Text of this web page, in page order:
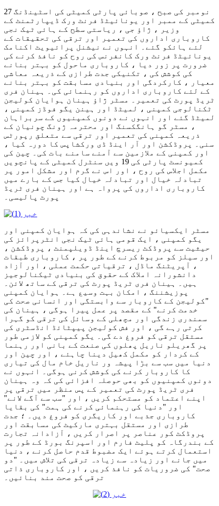
27 نومبر کی صبح ، صوبائی پارٹی کمیٹی کی اسٹینڈنگ
کمیٹی کے ممبر اور یونائیٹڈ فرنٹ ورک ڈیپارٹمنٹ کے
وزیر ، ژاؤ جی ، ریاستی سطح کے ہائی ٹیک نجی
کاروباری اداروں کی تعمیر اور ترقی کی تحقیقات کے
لئے ہائکو گئے۔ انہوں نے نیشنل پرائیویٹ اکنامک
یونائیٹڈ فرنٹ ورک کانفرنس کی روح کو نافذ کرنے کی
ضرورت پر زور دیا ، کاروباری ماحول کو بہتر بنانے
کی کوشش کی ، تکنیکی جدت طرازی کے ذریعہ معاشی
معیار ، کارکردگی اور بنیادی مسابقت کو بہتر بنانے
کے لئے کاروباری اداروں کو رہنمائی کی۔ ہینان فری
ٹریڈ پورٹ کی تعمیر۔ مسٹر ژاؤ ہینان ہوایان کولیجن
ٹکنالوجی کمپنی ، لمیٹڈ اور ہینن یگو فوڈز کمپنی ،
لمیٹڈ گئے اور انہوں نے دونوں کمپنیوں کے سربراہان
، مسٹر گو ہانگکسنگ اور محترمہ ژونگ چونیان کے
ذریعہ کمپنی کی تعمیر اور ترقی سے متعلق رپورٹس
سنی۔ پروڈکشن اور آر اینڈ ڈی ورکشاپس کا دورہ کیا ،
اور کمپنی کے ملازمین سے آمنے سامنے بات کی۔ چین کی
کمیونسٹ پارٹی کی 19 ویں سنٹرل کمیٹی کے پانچویں
مکمل اجلاس کی روح ، اور اس نے گرم اور مشکل امور پر
تبادلہ خیال اور تبادلہ خیال کیا جس کے بارے میں
کاروباری اداروں کی پرواہ ہے اور ہینان فری ٹریڈ
پورٹ پالیسی۔
مسٹر ایکسیائو نے نشاندہی کی کہ ہوایان کمپنی اور
یگو کمپنی ، ایک قومی ہائی ٹیک نجی انٹرپرائز کی
حیثیت سے پروڈکٹ ریسرچ اینڈ ڈویلپمنٹ ، پروڈکشن ،
اور سیلز کو مربوط کرنے کے طور پر ، کاروباری طبقات
، آپریٹنگ ماڈل ، ترقیاتی حکمت عملی ، اور آزاد
دانشورانہ املاک کے حقوق کی بنیادی ٹیکنالوجیز
ہیں۔ ہینان فری ٹریڈ پورٹ کی ترقی کے ساتھ لائن۔
پوزیشننگ ، امکان بہت وسیع ہے۔ ہوایان کمپنی
"کولیجن کے کاروبار سے وابستگی اور انسانی صحت کی
خدمت کرنے" کے مقصد پر عمل پیرا ہوگی ، ہینان کی
سمندری زندگی اور مچھلی کے وسائل کی ترقی کو گہرا
کرتی رہے گی ، اور فش کولیجن پیپٹائڈ انڈسٹری کی
مستقل ترقی کو فروغ دے گی۔ یگو کمپنی کو لازمی طور
پر گھریلو ناریل پھلوں کی صنعت کے بانی اور رہنما
کے کردار کو مکمل کھیل دینا چاہئے ، اور چین اور
دنیا میں سب سے بڑا پیشہ ور ناریل خام مال کی تیاری
کا کاروبار کرنے کی کوشش کرنی ہوگی۔ انہوں نے
دونوں کمپنیوں کو بھی حوصلہ افزائی کی کہ وہ ہینان
فری ٹریڈ پورٹ کی تعمیر کے پس منظر میں ترقی پر
اپنے اعتماد کو مستحکم کریں ، اور "سب سے آگے لانے"
اور "دنیا کی رہنمائی کرنے کی ہمت" کی بقایا
کاروباری جذبے اور کاریگری کو فروغ دیں۔ ؛ جدت
طرازی اور مستقل بہتری مارکیٹ کی مسابقت اور
پروڈکٹ کور عناصر پر اصرار کریں ، آزادانہ تجارت
کے بندرگاہ کو پلیٹ فارم اور اسپرنگ بورڈ کے طور پر
استعمال کرتے ہوئے ایک مضبوط قدم حاصل کرنے ، دنیا
میں جانے اور زیادہ سے زیادہ ترقی کی تلاش میں۔ "دو
صحت" کی ضروریات کو نافذ کریں ، اور کاروباری ذاتی
ترقی کو صحت مند بنائیں۔